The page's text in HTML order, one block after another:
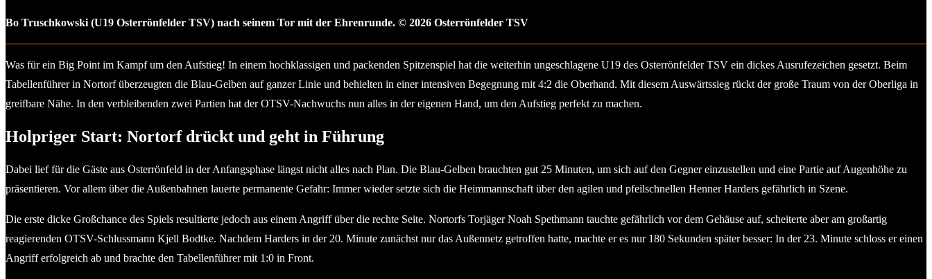
Bo Truschkowski (U19 Osterrönfelder TSV) nach seinem Tor mit der Ehrenrunde. © 2026 Osterrönfelder TSV
Was für ein Big Point im Kampf um den Aufstieg! In einem hochklassigen und packenden Spitzenspiel hat die weiterhin ungeschlagene U19 des Osterrönfelder TSV ein dickes Ausrufezeichen gesetzt. Beim
Tabellenführer in Nortorf überzeugten die Blau-Gelben auf ganzer Linie und behielten in einer intensiven Begegnung mit 4:2 die Oberhand. Mit diesem Auswärtssieg rückt der große Traum von der Oberliga in
greifbare Nähe. In den verbleibenden zwei Partien hat der OTSV-Nachwuchs nun alles in der eigenen Hand, um den Aufstieg perfekt zu machen.
Holpriger Start: Nortorf drückt und geht in Führung
Dabei lief für die Gäste aus Osterrönfeld in der Anfangsphase längst nicht alles nach Plan. Die Blau-Gelben brauchten gut 25 Minuten, um sich auf den Gegner einzustellen und eine Partie auf Augenhöhe zu
präsentieren. Vor allem über die Außenbahnen lauerte permanente Gefahr: Immer wieder setzte sich die Heimmannschaft über den agilen und pfeilschnellen Henner Harders gefährlich in Szene.
Die erste dicke Großchance des Spiels resultierte jedoch aus einem Angriff über die rechte Seite. Nortorfs Torjäger Noah Spethmann tauchte gefährlich vor dem Gehäuse auf, scheiterte aber am großartig
reagierenden OTSV-Schlussmann Kjell Bodtke. Nachdem Harders in der 20. Minute zunächst nur das Außennetz getroffen hatte, machte er es nur 180 Sekunden später besser: In der 23. Minute schloss er einen
Angriff erfolgreich ab und brachte den Tabellenführer mit 1:0 in Front.